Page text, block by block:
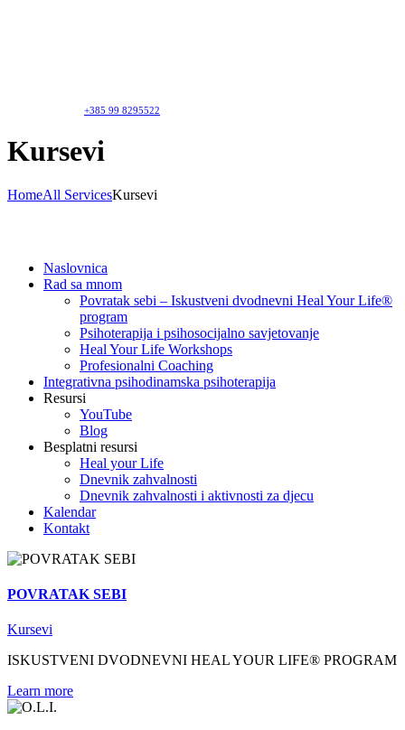
+385 99 8295522
Kursevi
HomeAll ServicesKursevi
Naslovnica
Rad sa mnom
Povratak sebi – Iskustveni dvodnevni Heal Your Life®
program
Psihoterapija i psihosocijalno savjetovanje
Heal Your Life Workshops
Profesionalni Coaching
Integrativna psihodinamska psihoterapija
Resursi
YouTube
Blog
Besplatni resursi
Heal your Life
Dnevnik zahvalnosti
Dnevnik zahvalnosti i aktivnosti za djecu
Kalendar
Kontakt
POVRATAK SEBI
Kursevi
ISKUSTVENI DVODNEVNI HEAL YOUR LIFE® PROGRAM
Learn more